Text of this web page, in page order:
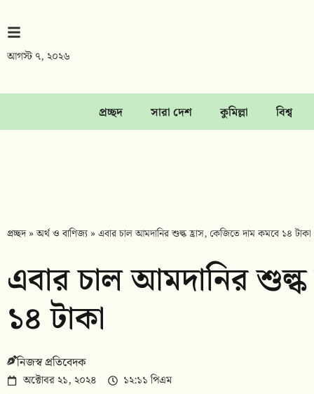
আগস্ট ৭, ২০২৬
প্রচ্ছদ সারা দেশ কুমিল্লা বিশ্ব
প্রচ্ছদ»অর্থ ও বাণিজ্য»এবার চাল আমদানির শুল্ক হ্রাস, কেজিতে দাম কমবে ১৪ টাকা
এবার চাল আমদানির
১৪ টাকা
নিজস্ব প্রতিবেদক
অক্টোবর ২১, ২০২৪ ১২:১১ পিএম